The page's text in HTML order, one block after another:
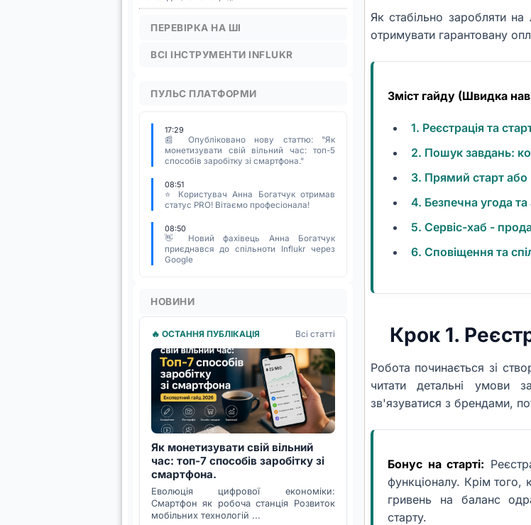
ПЕРЕВІРКА НА ШІ
ВСІ ІНСТРУМЕНТИ INFLUKR
ПУЛЬС ПЛАТФОРМИ
17:29
📰 Опубліковано нову статтю: "Як
монетизувати свій вільний час: топ-5
способів заробітку зі смартфона."
08:51
⭐ Користувач Анна Богатчук отримав
статус PRO! Вітаємо професіонала!
08:50
👋 Новий фахівець Анна Богатчук
приєднався до спільноти Influkr через
Google
НОВИНИ
🔥 ОСТАННЯ ПУБЛІКАЦІЯ Всі статті
Як монетизувати свій вільний
час: топ-7 способів заробітку зі
смартфона.
Еволюція цифрової економіки:
Смартфон як робоча станція Розвиток
мобільних технологій ...
Як стабільно заробляти на
отримувати гарантовану
Зміст гайду (Швидка
1. Реєстрація та
2. Пошук завдань:
3. Прямий старт
4. Безпечна угода
5. Сервіс-хаб -
6. Сповіщення та
Крок 1.
Робота починається зі
читати детальні умови
зв'язуватися з брендами,
Бонус на старті:
функціоналу. Крім
гривень на баланс
старту.